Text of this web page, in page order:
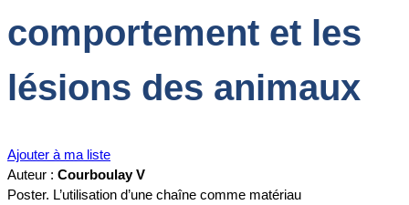
comportement et les
lésions des animaux
Ajouter à ma liste
Auteur : Courboulay V
Poster. L’utilisation d’une chaîne comme matériau